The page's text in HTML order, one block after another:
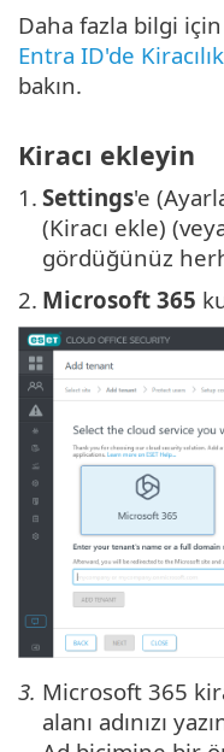
Daha fazla bilgi
Entra ID'de Kiracılık
bakın.
Kiracı ekleyin
1. Settings'e
(Kiracı ekle)
gördüğünüz
2. Microsoft 365
3. Microsoft 365
alanı adınızı